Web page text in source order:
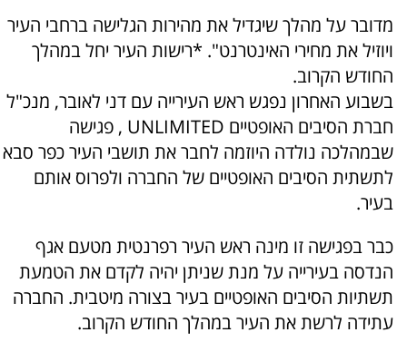
מדובר על מהלך שיגדיל את מהירות הגלישה ברחבי העיר
ויוזיל את מחירי האינטרנט". *רישות העיר יחל במהלך
החודש הקרוב.
בשבוע האחרון נפגש ראש העירייה עם דני לאובר, מנכ"ל
חברת הסיבים האופטיים UNLIMITED , פגישה
שבמהלכה נולדה היוזמה לחבר את תושבי העיר כפר סבא
לתשתית הסיבים האופטיים של החברה ולפרוס אותם
בעיר.
כבר בפגישה זו מינה ראש העיר רפרנטית מטעם אגף
הנדסה בעירייה על מנת שניתן יהיה לקדם את הטמעת
תשתיות הסיבים האופטיים בעיר בצורה מיטבית. החברה
עתידה לרשת את העיר במהלך החודש הקרוב.